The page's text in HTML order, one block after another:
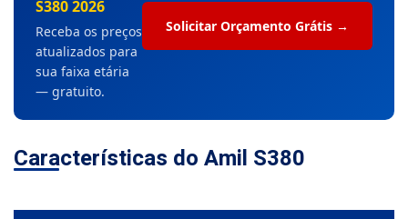
S380 2026
Receba os preços
atualizados para
sua faixa etária
— gratuito.
Solicitar Orçamento Grátis →
Características do Amil S380